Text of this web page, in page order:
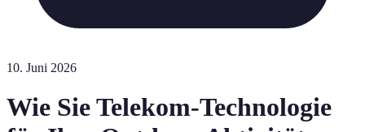
10. Juni 2026
Wie Sie Telekom-Technologie